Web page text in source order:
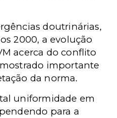
doutrinárias,
2000, a evolução
acerca do conflito
importante
da norma.
uniformidade em
para a